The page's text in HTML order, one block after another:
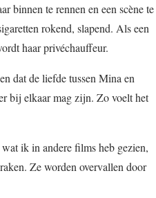
binnen te rennen en een scène te
rokend, slapend. Als een
haar privéchauffeur.
dat de liefde tussen Mina en
bij elkaar mag zijn. Zo voelt het
ik in andere films heb gezien,
Ze worden overvallen door